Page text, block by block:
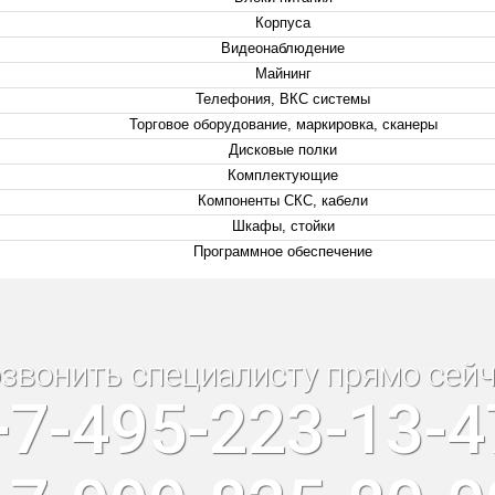
Корпуса
Видеонаблюдение
Майнинг
Телефония, ВКС системы
Торговое оборудование, маркировка, сканеры
Дисковые полки
Комплектующие
Компоненты СКС, кабели
Шкафы, стойки
Программное обеспечение
специалисту прямо
495-223-13-